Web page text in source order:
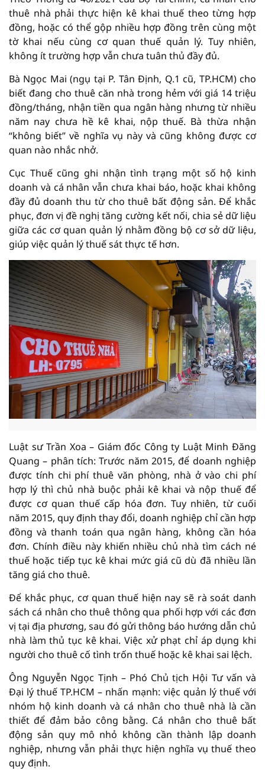
thuê nhà phải thực hiện kê khai thuế theo từng hợp
đồng, hoặc có thể gộp nhiều hợp đồng trên cùng một
tờ khai nếu cùng cơ quan thuế quản lý. Tuy nhiên,
không ít trường hợp vẫn chưa tuân thủ đầy đủ.
Bà Ngọc Mai (ngụ tại P. Tân Định, Q.1 cũ, TP.HCM) cho
biết đang cho thuê căn nhà trong hẻm với giá 14 triệu
đồng/tháng, nhận tiền qua ngân hàng nhưng từ nhiều
năm nay chưa hề kê khai, nộp thuế. Bà thừa nhận
“không biết” về nghĩa vụ này và cũng không được cơ
quan nào nhắc nhở.
Cục Thuế cũng ghi nhận tình trạng một số hộ kinh
doanh và cá nhân vẫn chưa khai báo, hoặc khai không
đầy đủ doanh thu từ cho thuê bất động sản. Để khắc
phục, đơn vị đề nghị tăng cường kết nối, chia sẻ dữ liệu
giữa các cơ quan quản lý nhằm đồng bộ cơ sở dữ liệu,
giúp việc quản lý thuế sát thực tế hơn.
Luật sư Trần Xoa – Giám đốc Công ty Luật Minh Đăng
Quang – phân tích: Trước năm 2015, để doanh nghiệp
được tính chi phí thuê văn phòng, nhà ở vào chi phí
hợp lý thì chủ nhà buộc phải kê khai và nộp thuế để
được cơ quan thuế cấp hóa đơn. Tuy nhiên, từ cuối
năm 2015, quy định thay đổi, doanh nghiệp chỉ cần hợp
đồng và thanh toán qua ngân hàng, không cần hóa
đơn. Chính điều này khiến nhiều chủ nhà tìm cách né
thuế hoặc tiếp tục kê khai mức giá cũ dù đã nhiều lần
tăng giá cho thuê.
Để khắc phục, cơ quan thuế hiện nay sẽ rà soát danh
sách cá nhân cho thuê thông qua phối hợp với các đơn
vị tại địa phương, sau đó gửi thông báo hướng dẫn chủ
nhà làm thủ tục kê khai. Việc xử phạt chỉ áp dụng khi
người cho thuê cố tình trốn thuế hoặc kê khai sai lệch.
Ông Nguyễn Ngọc Tịnh – Phó Chủ tịch Hội Tư vấn và
Đại lý thuế TP.HCM – nhấn mạnh: việc quản lý thuế với
nhóm hộ kinh doanh và cá nhân cho thuê nhà là cần
thiết để đảm bảo công bằng. Cá nhân cho thuê bất
động sản quy mô nhỏ không cần thành lập doanh
nghiệp, nhưng vẫn phải thực hiện nghĩa vụ thuế theo
quy định.